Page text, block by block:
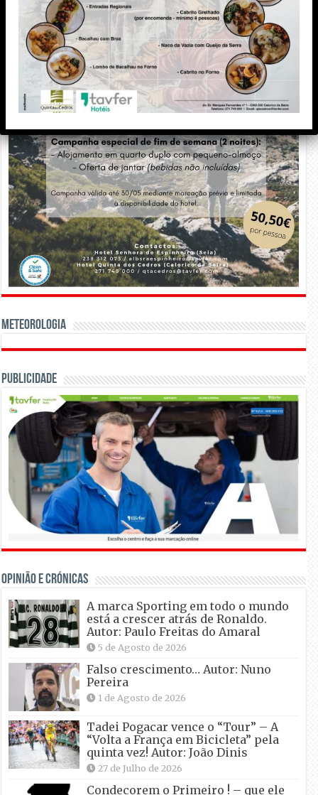
Meteorologia
Publicidade
OPINIÃO E CRÓNICAS
A marca Sporting em todo o mundo
está a crescer atrás de Ronaldo.
Autor: Paulo Freitas do Amaral
5 de Agosto de 2026
Falso crescimento… Autor: Nuno
Pereira
1 de Agosto de 2026
Tadei Pogacar vence o “Tour” – A
“Volta a França em Bicicleta” pela
quinta vez! Autor: João Dinis
27 de Julho de 2026
Condecorem o Primeiro ! – que ele